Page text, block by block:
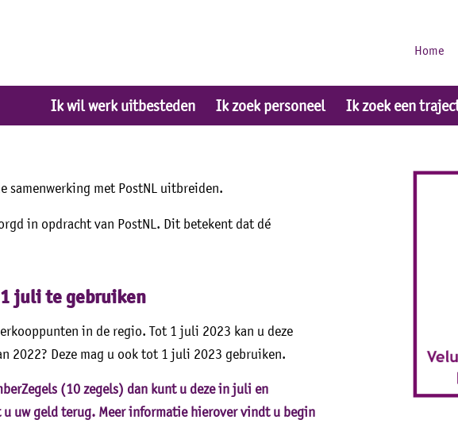
Home
Ik wil werk uitbesteden Ik zoek personeel Ik zoek een
samenwerking met PostNL uitbreiden.
in opdracht van PostNL. Dit betekent dat dé
juli te gebruiken
in de regio. Tot 1 juli 2023 kan u deze
2022? Deze mag u ook tot 1 juli 2023 gebruiken.
(10 zegels) dan kunt u deze in juli en
uw geld terug. Meer informatie hierover vindt u begin